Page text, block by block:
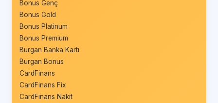
Bonus Genç
Bonus Gold
Bonus Platinum
Bonus Premium
Burgan Banka Kartı
Burgan Bonus
CardFinans
CardFinans Fix
CardFinans Nakit